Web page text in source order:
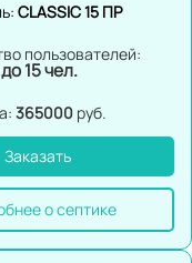
CLASSIC 15 ПР
пользователей:
до 15 чел.
365000 руб.
Заказать
о септике